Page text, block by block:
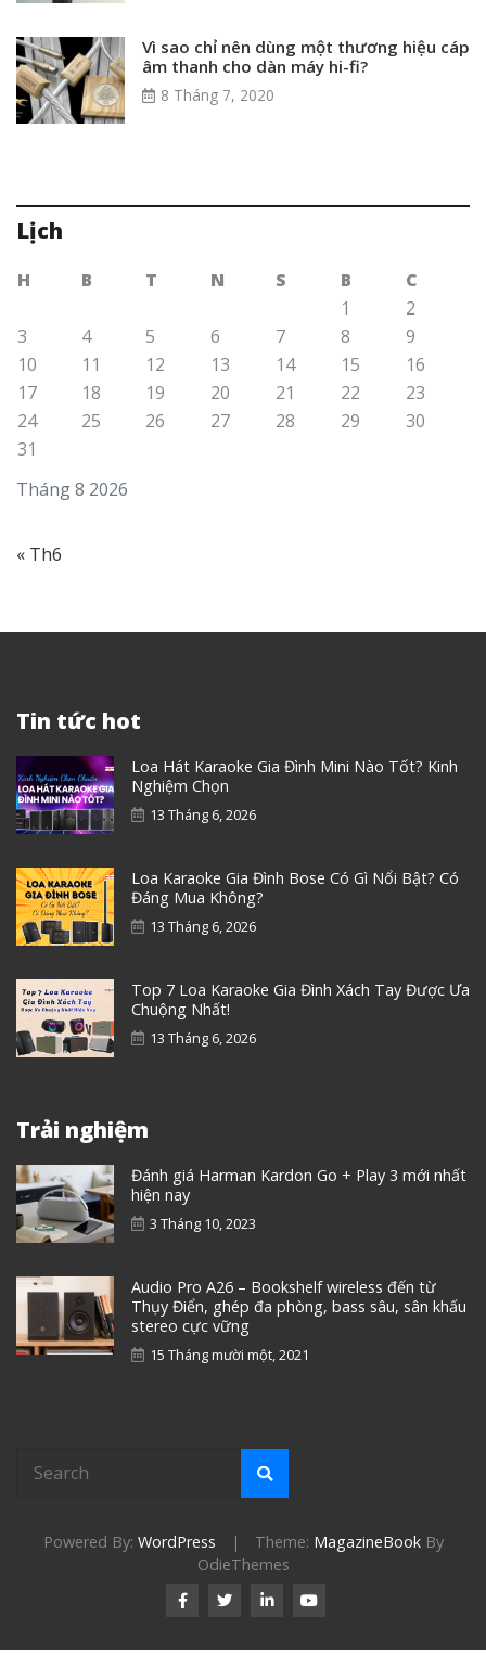
Vì sao chỉ nên dùng một thương hiệu cáp
âm thanh cho dàn máy hi-fi?
8 Tháng 7, 2020
Lịch
Tháng 8 2026
H B T N S B
C
1
2
3
4 5 6 7 8
9
10
11 12 13 14 15
16
17
18 19 20 21 22
23
24
25 26 27 28 29
30
31
« Th6
Tin tức hot
Loa Hát Karaoke Gia Đình Mini Nào Tốt? Kinh
Nghiệm Chọn
13 Tháng 6, 2026
Loa Karaoke Gia Đình Bose Có Gì Nổi Bật? Có
Đáng Mua Không?
13 Tháng 6, 2026
Top 7 Loa Karaoke Gia Đình Xách Tay Được Ưa
Chuộng Nhất!
13 Tháng 6, 2026
Trải nghiệm
Đánh giá Harman Kardon Go + Play 3 mới nhất
hiện nay
3 Tháng 10, 2023
Audio Pro A26 – Bookshelf wireless đến từ
Thụy Điển, ghép đa phòng, bass sâu, sân khấu
stereo cực vững
15 Tháng mười một, 2021
Powered By: WordPress | Theme: MagazineBookBy
OdieThemes